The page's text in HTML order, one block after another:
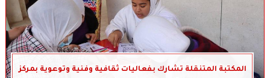
المكتبة المتنقلة تشارك بفعاليات ثقافية وفنية وتوعوية بمركز